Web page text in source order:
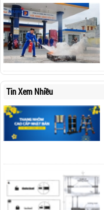
Tin Xem Nhiều